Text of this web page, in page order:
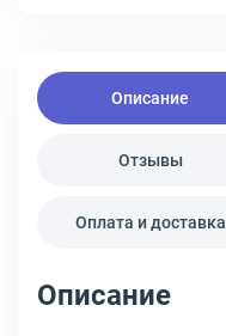
Описание
Отзывы
Оплата и доставка
Описание